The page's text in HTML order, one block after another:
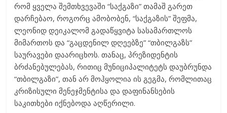
რომ ყველა შემთხვევაში “საქგაზი” თამაშ გარეთ
დარჩებაო, როგორც ამობობენ, “საქგაზის” შეფმა,
ლეონიდ დეიკალომ გადაწყვიტა სასამართლოს
მიმართოს და “გაცდენილ დღეებზე” “თბილგაზს”
საურავები დაარიცხოს. თანაც, პრეზიდენტის
ბრძანებულებას, რითიც მუნიციპალიტეტს დაუბრუნდა
“თბილგაზი”, თან არ მოჰყოლია ის გეგმა, რომლითაც
კრიზისული მენეჯმენტისა და დაფინანსების
საკითხები იქნებოდა აღწერილი.